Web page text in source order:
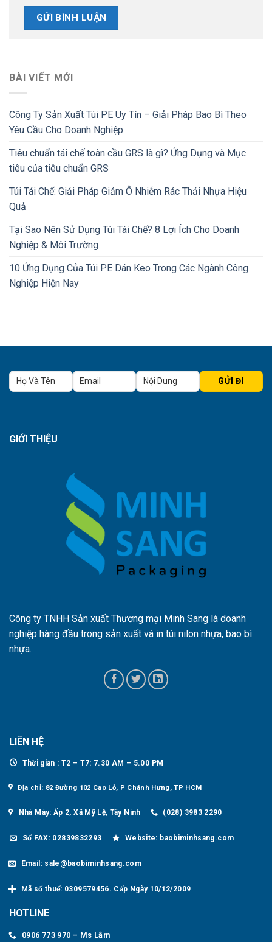
BÀI VIẾT MỚI
Công Ty Sản Xuất Túi PE Uy Tín – Giải Pháp Bao Bì Theo
Yêu Cầu Cho Doanh Nghiệp
Tiêu chuẩn tái chế toàn cầu GRS là gì? Ứng Dụng và Mục
tiêu của tiêu chuẩn GRS
Túi Tái Chế: Giải Pháp Giảm Ô Nhiễm Rác Thải Nhựa Hiệu
Quả
Tại Sao Nên Sử Dụng Túi Tái Chế? 8 Lợi Ích Cho Doanh
Nghiệp & Môi Trường
10 Ứng Dụng Của Túi PE Dán Keo Trong Các Ngành Công
Nghiệp Hiện Nay
GIỚI THIỆU
Công ty TNHH Sản xuất Thương mại Minh Sang là doanh
nghiệp hàng đầu trong sản xuất và in túi nilon nhựa, bao bì
nhựa.
LIÊN HỆ
Thời gian : T2 – T7: 7.30 AM – 5.00 PM
Địa chỉ: 82 Đường 102 Cao Lỗ, P Chánh Hưng, TP HCM
Nhà Máy: Ấp 2, Xã Mỹ Lệ, Tây Ninh (028) 3983 2290
Số FAX: 02839832293 Website: baobiminhsang.com
Email: sale@baobiminhsang.com
Mã số thuế: 0309579456. Cấp Ngày 10/12/2009
HOTLINE
0906 773 970 – Ms Lắm